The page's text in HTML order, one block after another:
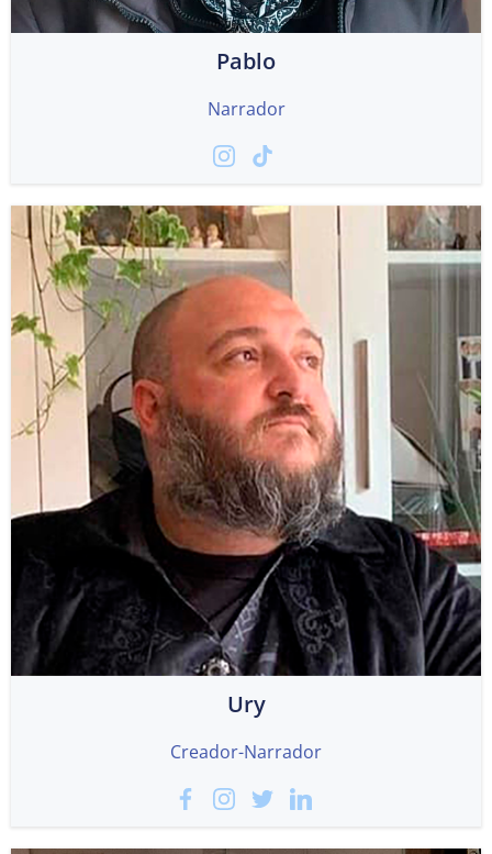
Pablo
Narrador
Ury
Creador-Narrador